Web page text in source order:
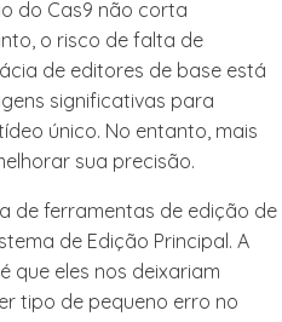
do Cas9 não corta
o risco de falta de
de editores de base está
significativas para
único. No entanto, mais
sua precisão.
de ferramentas de edição de
de Edição Principal. A
que eles nos deixariam
tipo de pequeno erro no